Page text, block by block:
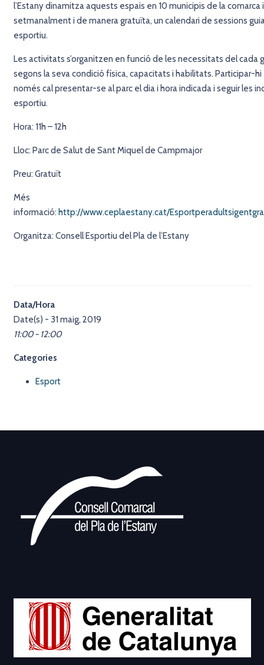
l’Estanydinamitza aquests espais en 10 municipis de la comarca
setmanalment i de manera gratuïta, un calendari de sessions
esportiu.
Les activitats s’organitzen en funció de les necessitats del cada
segons la seva condició física, capacitats i habilitats. Participar-
només cal presentar-se al parc el dia i hora indicada i seguir les
esportiu.
Hora: 11h – 12h
Lloc: Parc de Salut de Sant Miquel de Campmajor
Preu: Gratuït
Més
informació: http://www.ceplaestany.cat/
Organitza: Consell Esportiu del Pla de l’Estany
Data/Hora
Date(s) - 31 maig, 2019
11:00 - 12:00
Categories
Esport